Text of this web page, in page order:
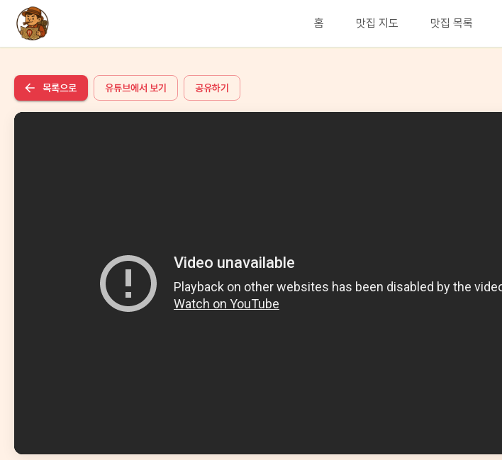
홈 맛집 지도 맛집 목록
목록으로 유튜브에서 보기 공유하기